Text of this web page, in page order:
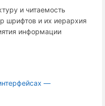
и читаемость
шрифтов и их иерархия
информации
—